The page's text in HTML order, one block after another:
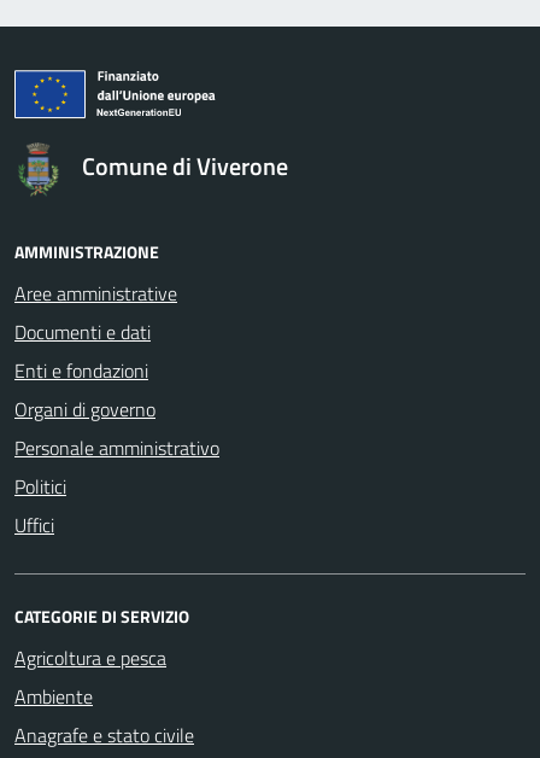
logo Unione Europea
Comune di Viverone
AMMINISTRAZIONE
Aree amministrative
Documenti e dati
Enti e fondazioni
Organi di governo
Personale amministrativo
Politici
Uffici
CATEGORIE DI SERVIZIO
Agricoltura e pesca
Ambiente
Anagrafe e stato civile